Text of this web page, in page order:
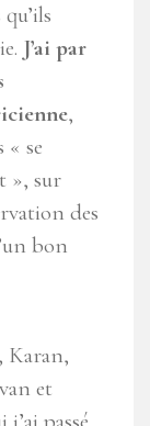
J’ai par
,
se
», sur
des
bon
Karan,
et